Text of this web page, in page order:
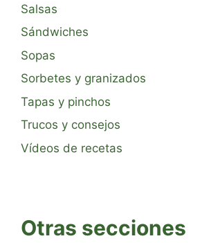
Salsas
Sándwiches
Sopas
Sorbetes y granizados
Tapas y pinchos
Trucos y consejos
Vídeos de recetas
Otras secciones